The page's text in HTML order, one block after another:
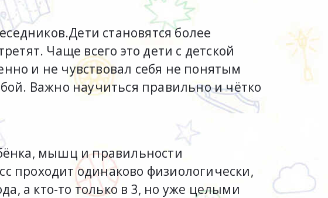
становятся более
Чаще всего это дети с детской
и не чувствовал себя не понятым
Важно научиться правильно и чётко
мышц и правильности
проходит одинаково физиологически,
а кто-то только в 3, но уже целыми